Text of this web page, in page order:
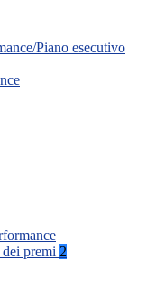
Piano esecutivo
premi 2